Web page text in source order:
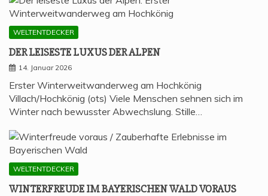
WELTENTDECKER
DER LEI­SES­TE LUXUS DER ALPEN
14. Januar 2026
Erster Winterweitwanderweg am Hochkönig
Villach/Hochkönig (ots) Viele Menschen sehnen sich im
Winter nach bewusster Abwechslung. Stille…
WELTENTDECKER
WIN­TER­FREU­DE IM BAYE­RI­SCHEN WALD VORAUS